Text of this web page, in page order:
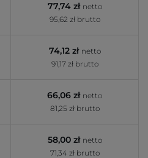
77,74 zł netto
95,62 zł brutto
74,12 zł netto
91,17 zł brutto
66,06 zł netto
81,25 zł brutto
58,00 zł netto
71,34 zł brutto